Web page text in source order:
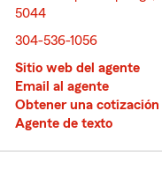
5044
304-536-1056
Sitio web del agente
Email al agente
Obtener una cotización
Agente de texto